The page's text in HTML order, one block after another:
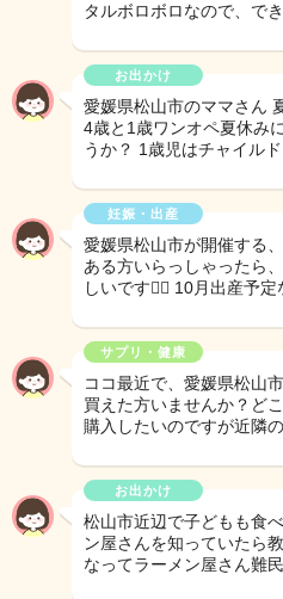
タルボロボロなので、で
お出かけ
愛媛県松山市のママさん
4歳と1歳ワンオペ夏休み
うか？ 1歳児はチャイル
妊娠・出産
愛媛県松山市が開催する
ある方いらっしゃったら
しいです🙇‍♀️ 10月出産予
サプリ・健康
ココ最近で、愛媛県松山
買えた方いませんか？ど
購入したいのですが近隣
お出かけ
松山市近辺で子どもも食
ン屋さんを知っていたら
なってラーメン屋さん難